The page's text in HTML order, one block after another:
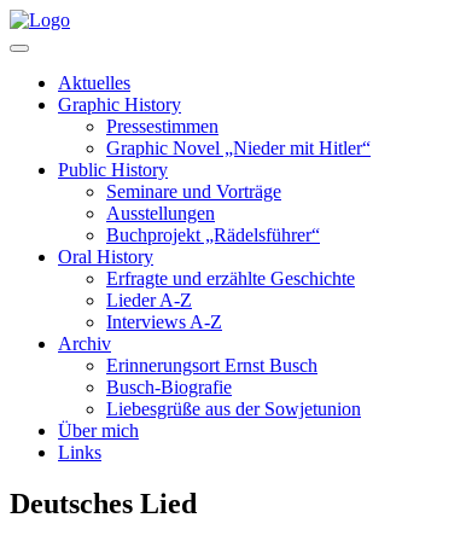
Aktuelles
Graphic History
Pressestimmen
Graphic Novel „Nieder mit Hitler“
Public History
Seminare und Vorträge
Ausstellungen
Buchprojekt „Rädelsführer“
Oral History
Erfragte und erzählte Geschichte
Lieder A-Z
Interviews A-Z
Archiv
Erinnerungsort Ernst Busch
Busch-Biografie
Liebesgrüße aus der Sowjetunion
Über mich
Links
Deutsches Lied